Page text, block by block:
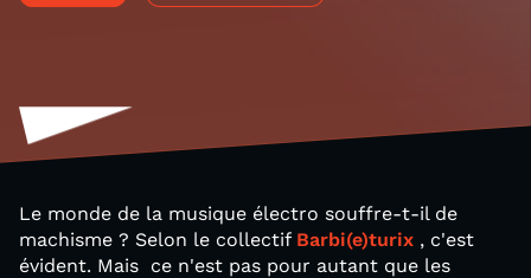
Le monde de la musique électro souffre-t-il de
machisme ? Selon le collectif Barbi(e)turix , c'est
évident. Mais ce n'est pas pour autant que les